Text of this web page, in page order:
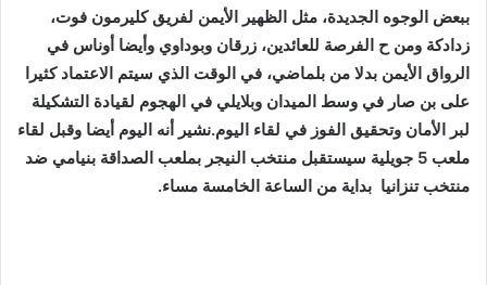
ببعض الوجوه الجديدة، مثل الظهير الأيمن لفريق كليرمون فوت،
زدادكة ومن ح الفرصة للعائدين، زرقان وبوداوي وأيضا أوناس في
الرواق الأيمن بدلا من بلماضي، في الوقت الذي سيتم الاعتماد كثيرا
على بن صار في وسط الميدان وبلايلي في الهجوم لقيادة التشكيلة
لبر الأمان وتحقيق الفوز في لقاء اليوم.نشير أنه اليوم أيضا وقبل لقاء
ملعب 5 جويلية سيستقبل منتخب النيجر بملعب الصداقة بنيامي ضد
منتخب تنزانيا بداية من الساعة الخامسة مساء.